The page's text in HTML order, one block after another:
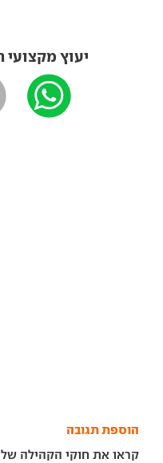
יעוץ מקצועי
הוספת תגובה
קראו את חוקי הקהילה